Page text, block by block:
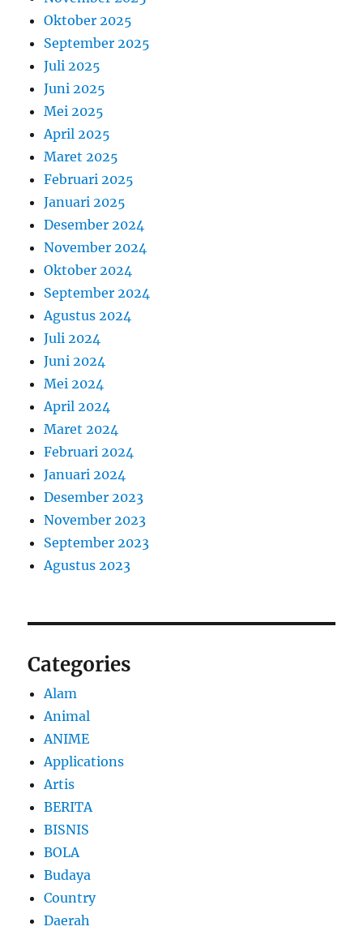
Oktober 2025
September 2025
Juli 2025
Juni 2025
Mei 2025
April 2025
Maret 2025
Februari 2025
Januari 2025
Desember 2024
November 2024
Oktober 2024
September 2024
Agustus 2024
Juli 2024
Juni 2024
Mei 2024
April 2024
Maret 2024
Februari 2024
Januari 2024
Desember 2023
November 2023
September 2023
Agustus 2023
Categories
Alam
Animal
ANIME
Applications
Artis
BERITA
BISNIS
BOLA
Budaya
Country
Daerah